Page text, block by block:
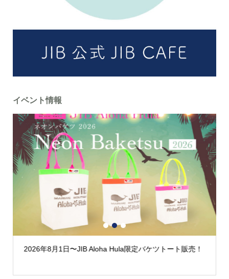
イベント情報
2026年8月1日〜JIB Aloha Hula限定バケツトート販売！
1 2 3